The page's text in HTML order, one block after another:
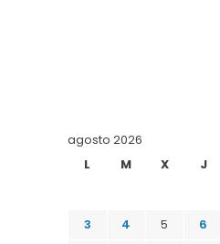
agosto 2026
L
M X J
3
4 5 6